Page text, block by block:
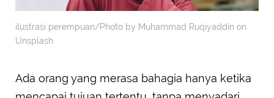
ilustrasi perempuan/Photo by Muhammad Ruqiyaddin on
Unsplash
Ada orang yang merasa bahagia hanya ketika